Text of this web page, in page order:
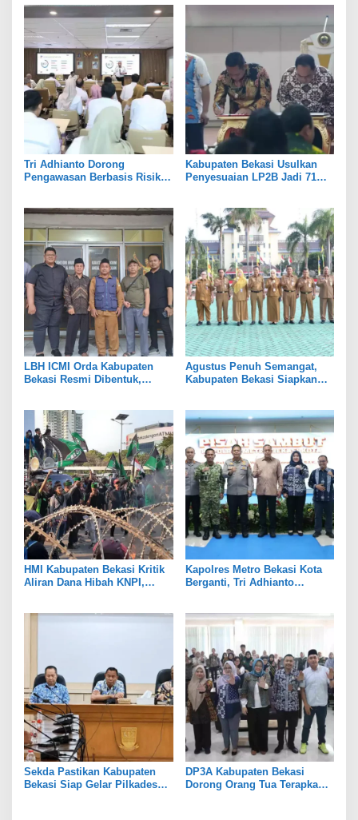
Tri Adhianto Dorong
Pengawasan Berbasis Risiko,
Kabupaten Bekasi Usulkan
Penyesuaian LP2B Jadi 71
LBH ICMI Orda Kabupaten
Bekasi Resmi Dibentuk,
Agustus Penuh Semangat,
Kabupaten Bekasi Siapkan
HMI Kabupaten Bekasi Kritik
Aliran Dana Hibah KNPI,
Kapolres Metro Bekasi Kota
Berganti, Tri Adhianto
Sekda Pastikan Kabupaten
Bekasi Siap Gelar Pilkades
DP3A Kabupaten Bekasi
Dorong Orang Tua Terapkan